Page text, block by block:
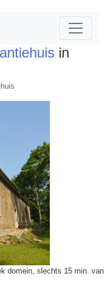
in
domein, slechts 15 min. van